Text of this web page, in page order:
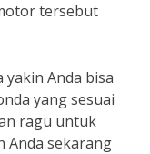
tersebut
Anda bisa
yang sesuai
ragu untuk
Anda sekarang